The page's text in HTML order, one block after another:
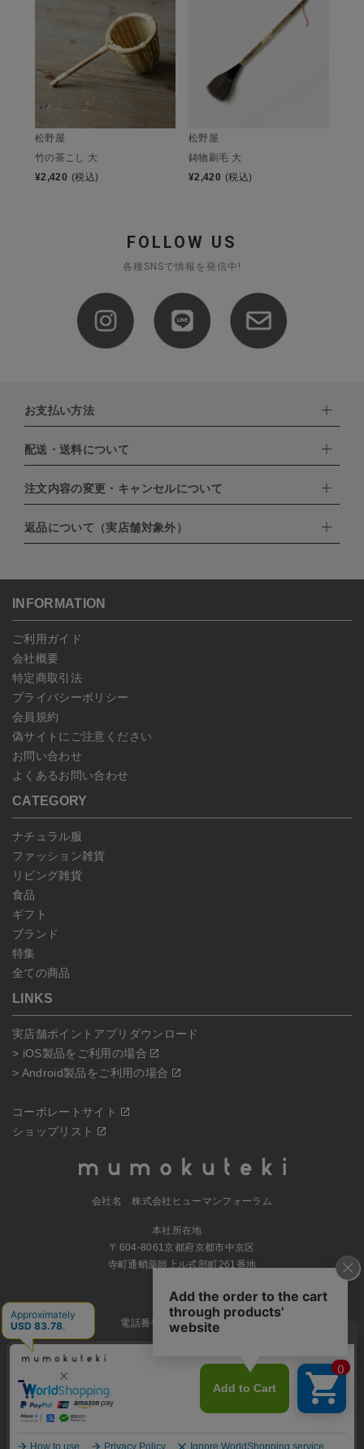
松野屋
竹の茶こし 大
¥2,420 (税込)
松野屋
鋳物刷毛 大
¥2,420 (税込)
FOLLOW US
各種SNSで情報を発信中!
お支払い方法
下記お支払い方法よりお選びいただけます。
・クレジットカード（VISA,mastercard,JCB,AMERICAN
EXPRESS,Diners Club）
・PayPay
・NP後払い
配送・送料について
配達業者：日本郵便
北海道：1,400円
沖縄：1,400円
注文内容の変更・キャンセルについて
ご注文日当日から翌日のAM9:00までにご連絡頂いた場合はキャン
セルは可能です。
ンセルしていただいた後、ご希望の商品のみ再度ご注文お願いしま
予約商品など一部キャンセルが出来ない場合がございます。あらか
じめご了承ください。
返品について（実店舗対象外）
こちらよりご依頼ください。
INFORMATION
ご利用ガイド
会社概要
特定商取引法
プライバシーポリシー
会員規約
偽サイトにご注意ください
お問い合わせ
よくあるお問い合わせ
CATEGORY
ナチュラル服
ファッション雑貨
リビング雑貨
食品
ギフト
ブランド
特集
全ての商品
LINKS
実店舗ポイントアプリダウンロード
> iOS製品をご利用の場合
> Android製品をご利用の場合
コーポレートサイト
ショップリスト
会社名 株式会社ヒューマンフォーラム
本社所在地
〒604-8061京都府京都市中京区
寺町通蛸薬師上ル式部町261番地
MAP
電話番号 070-5504-0806
営業時間 11:00～17:30（土日休業）